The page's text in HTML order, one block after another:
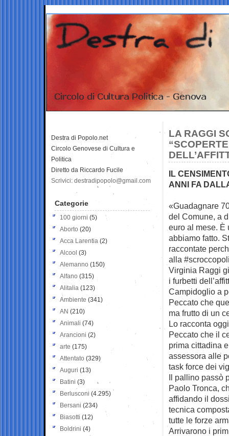
LA RAGGI
IL
ANNI FA
«Guadagnare
del Comune, a
euro al mese. È
abbiamo fatto.
raccontate
alla
Virginia Raggi
i furbetti
Campidoglio a
Peccato che
ma frutto di un
Lo racconta
Peccato che il
prima cittadina
assessora alle
task force dei
Il pallino passò
Paolo Tronca,
affidando il
tecnica
tutte le forze
Arrivarono i
Destra di Popolo.net
Circolo Genovese di Cultura e
Politica
Diretto da Riccardo Fucile
Scrivici: destradipopolo@gmail.com
Categorie
100 giorni (5)
Aborto (20)
Acca Larentia (2)
Alcool (3)
Alemanno (150)
Alfano (315)
Alitalia (123)
Ambiente (341)
AN (210)
Animali (74)
Arancioni (2)
arte (175)
Attentato (329)
Auguri (13)
Batini (3)
Berlusconi (4.295)
Bersani (234)
Biasotti (12)
Boldrini (4)